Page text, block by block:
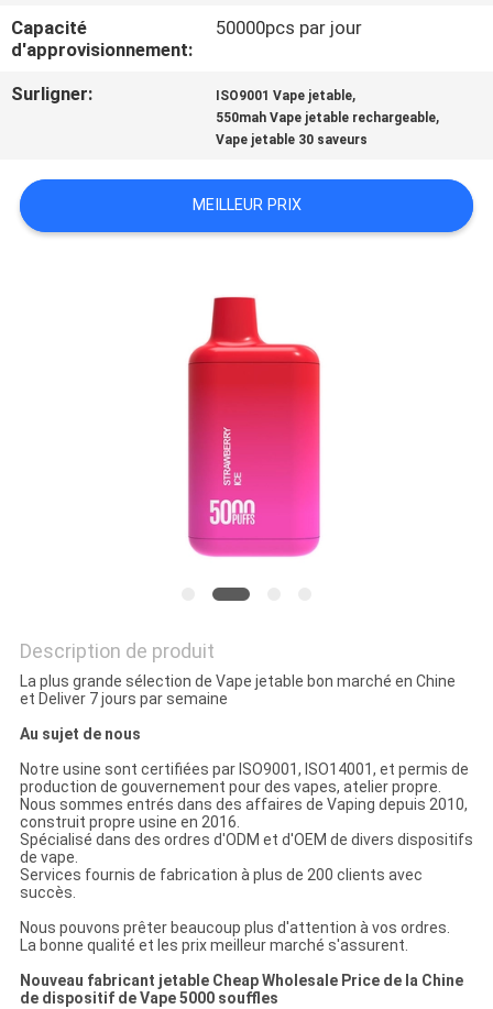
QUALITÉ
DEMANDEZ
PLAN
Capacité
d'approvisionnement:
50000pcs par jour
Surligner: ISO9001 Vape jetable,
550mah Vape jetable rechargeable,
Vape jetable 30 saveurs
MEILLEUR PRIX
Description de produit
La plus grande sélection de Vape jetable bon marché en Chine
et Deliver 7 jours par semaine
Au sujet de nous
Notre usine sont certifiées par ISO9001, ISO14001, et permis de
production de gouvernement pour des vapes, atelier propre.
Nous sommes entrés dans des affaires de Vaping depuis 2010,
construit propre usine en 2016.
Spécialisé dans des ordres d'ODM et d'OEM de divers dispositifs
de vape.
Services fournis de fabrication à plus de 200 clients avec
succès.
Nous pouvons prêter beaucoup plus d'attention à vos ordres.
La bonne qualité et les prix meilleur marché s'assurent.
Nouveau fabricant jetable Cheap Wholesale Price de la Chine
de dispositif de Vape 5000 souffles